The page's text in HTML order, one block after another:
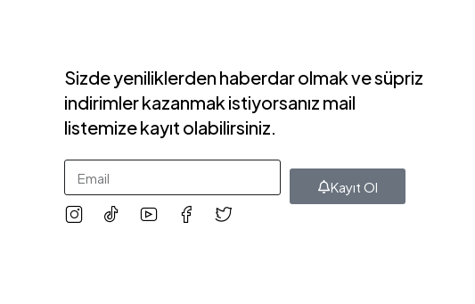
Sizde yeniliklerden haberdar olmak ve süpriz
indirimler kazanmak istiyorsanız mail
listemize kayıt olabilirsiniz.
Kayıt Ol